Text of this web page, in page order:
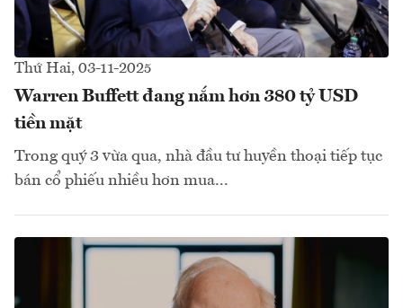
Thứ Hai, 03-11-2025
Warren Buffett đang nắm hơn 380 tỷ USD
tiền mặt
Trong quý 3 vừa qua, nhà đầu tư huyền thoại tiếp tục
bán cổ phiếu nhiều hơn mua...